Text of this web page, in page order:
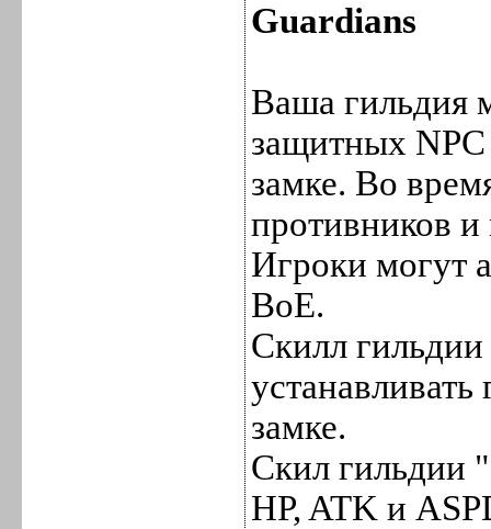
Guardians
Ваша гильдия
защитных
замке. Во
противников
Игроки могут
ВоЕ.
Скилл гильдии
замке.
Скил гильдии
HP, ATK и